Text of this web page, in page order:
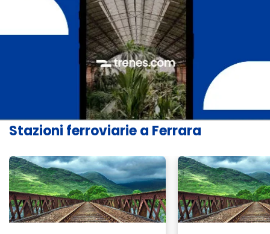
Stazioni ferroviarie a Ferrara